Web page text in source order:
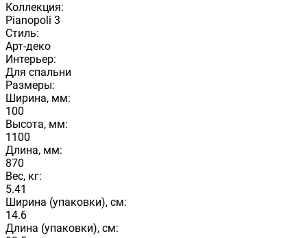
Коллекция:
Pianopoli 3
Стиль:
Арт-деко
Интерьер:
Для спальни
Размеры:
Ширина, мм:
100
Высота, мм:
1100
Длина, мм:
870
Вес, кг:
5.41
Ширина (упаковки), см:
14.6
Длина (упаковки), см: